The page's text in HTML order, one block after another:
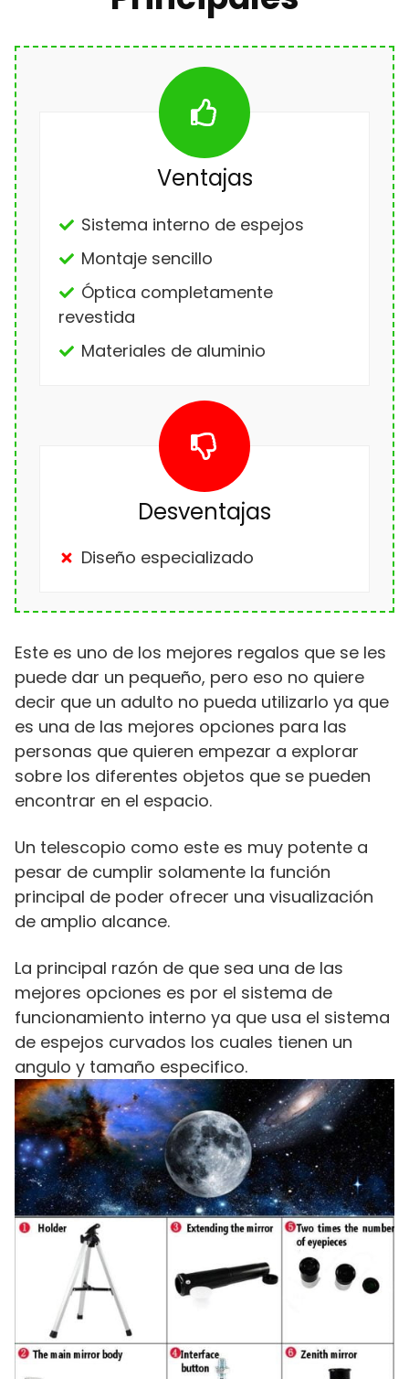
Ventajas
Sistema interno de espejos
Montaje sencillo
Óptica completamente
revestida
Materiales de aluminio
Desventajas
Diseño especializado
Este es uno de los mejores regalos que se les
puede dar un pequeño, pero eso no quiere
decir que un adulto no pueda utilizarlo ya que
es una de las mejores opciones para las
personas que quieren empezar a explorar
sobre los diferentes objetos que se pueden
encontrar en el espacio.
Un telescopio como este es muy potente a
pesar de cumplir solamente la función
principal de poder ofrecer una visualización
de amplio alcance.
La principal razón de que sea una de las
mejores opciones es por el sistema de
funcionamiento interno ya que usa el sistema
de espejos curvados los cuales tienen un
angulo y tamaño especifico.